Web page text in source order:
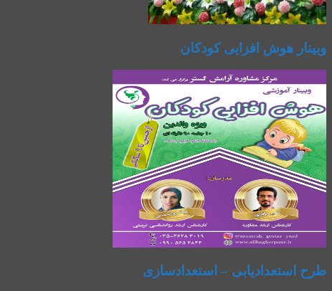
وبینار هوش افزایی کودکان
طرح استعدادیابی – استعدادسازی